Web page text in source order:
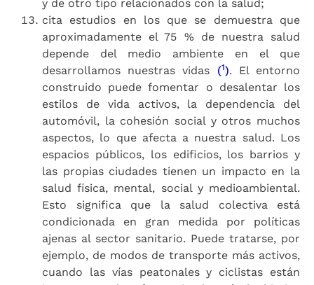
y de otro tipo relacionados con la salud;
cita estudios en los que se demuestra que
aproximadamente el 75 % de nuestra salud
depende del medio ambiente en el que
desarrollamos nuestras vidas (1). El entorno
construido puede fomentar o desalentar los
estilos de vida activos, la dependencia del
automóvil, la cohesión social y otros muchos
aspectos, lo que afecta a nuestra salud. Los
espacios públicos, los edificios, los barrios y
las propias ciudades tienen un impacto en la
salud física, mental, social y medioambiental.
Esto significa que la salud colectiva está
condicionada en gran medida por políticas
ajenas al sector sanitario. Puede tratarse, por
ejemplo, de modos de transporte más activos,
cuando las vías peatonales y ciclistas están